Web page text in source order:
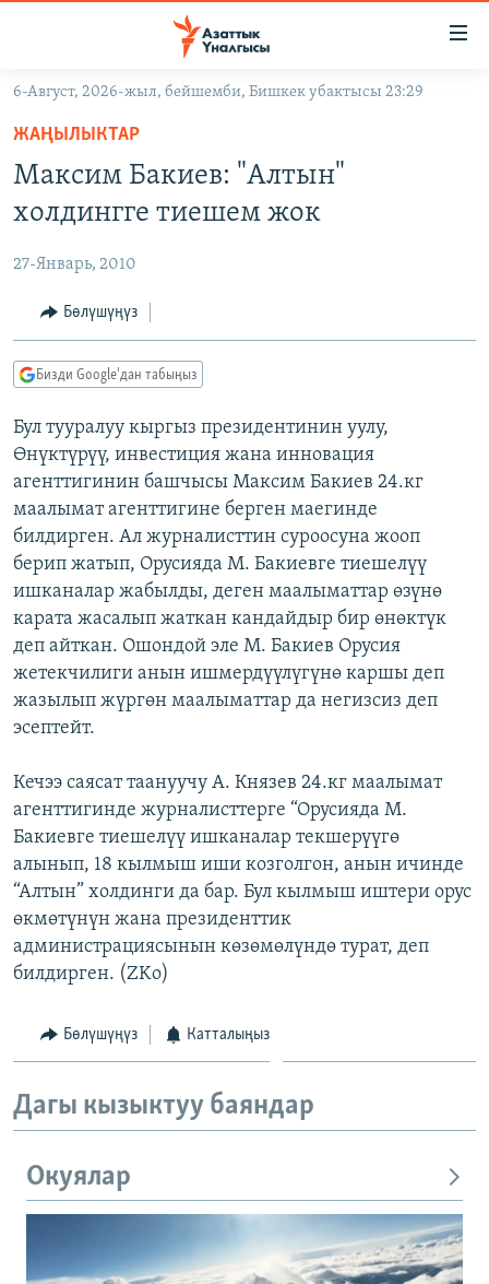
Навигацияга
өтүңүз
Издөөгө
салыңыз
ЭКОНОМИКА
МАДАНИЯТ
БОРБОР АЗИЯ
АТАЙЫН ИЛИКТӨӨ
ТВ ПРОГРАММАЛАР
ЭКСПЕРТТЕР ТАЛДАЙТ
БИЗ ЖАНА ДҮЙНӨ
ДАНИСТЕ
ЭЖЕ-СИҢДИЛЕР
АЗАТТЫК+
ЫҢГАЙСЫЗ СУРООЛОР
ӨЗГӨЧӨ ПИКИР
Русский
ОНЛАЙН ШЕРИНЕ
ЭЕ/АРнун бардык сайттары
6-Август, 2026-жыл, бейшемби, Бишкек убактысы 23:29
ЖАҢЫЛЫКТАР
Максим Бакиев: "Алтын"
холдингге тиешем жок
27-Январь, 2010
Бөлүшүңүз
Бизди Google'дан табыңыз
Бул тууралуу кыргыз президентинин уулу,
Өнүктүрүү, инвестиция жана инновация
агенттигинин башчысы Максим Бакиев 24.кг
маалымат агенттигине берген маегинде
билдирген. Ал журналисттин суроосуна жооп
берип жатып, Орусияда М. Бакиевге тиешелүү
ишканалар жабылды, деген маалыматтар өзүнө
карата жасалып жаткан кандайдыр бир өнөктүк
деп айткан. Ошондой эле М. Бакиев Орусия
жетекчилиги анын ишмердүүлүгүнө каршы деп
жазылып жүргөн маалыматтар да негизсиз деп
эсептейт.
Кечээ саясат таануучу А. Князев 24.кг маалымат
агенттигинде журналисттерге “Орусияда М.
Бакиевге тиешелүү ишканалар текшерүүгө
алынып, 18 кылмыш иши козголгон, анын ичинде
“Алтын” холдинги да бар. Бул кылмыш иштери орус
өкмөтүнүн жана президенттик
администрациясынын көзөмөлүндө турат, деп
билдирген. (ZKo)
Бөлүшүңүз Катталыңыз
Дагы кызыктуу баяндар
Окуялар